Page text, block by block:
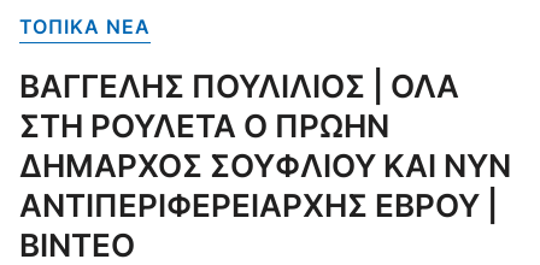
ΤΟΠΙΚΑ NEA
ΒΑΓΓΕΛΗΣ ΠΟΥΛΙΛΙΟΣ | ΟΛΑ
ΣΤΗ ΡΟΥΛΕΤΑ Ο ΠΡΩΗΝ
ΔΗΜΑΡΧΟΣ ΣΟΥΦΛΙΟΥ ΚΑΙ ΝΥΝ
ΑΝΤΙΠΕΡΙΦΕΡΕΙΑΡΧΗΣ ΕΒΡΟΥ |
ΒΙΝΤΕΟ